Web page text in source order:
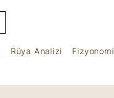
Rüya Analizi Fizyonomi